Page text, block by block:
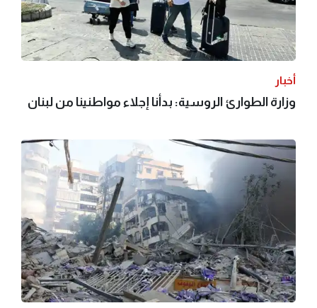
أخبار
وزارة الطوارئ الروسية: بدأنا إجلاء مواطنينا من لبنان